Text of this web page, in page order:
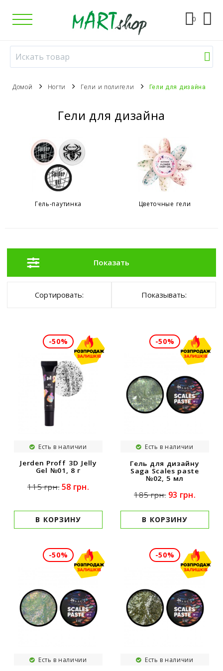
0
Домой Ногти Гели и полигели Гели для дизайна
Гели для дизайна
Гель-паутинка Цветочные гели
Показать
Сортировать: Показывать:
-50%
Есть в наличии
Jerden Proff 3D Jelly
Gel №01, 8 г
115 грн. 58 грн.
В КОРЗИНУ
-50%
Есть в наличии
Гель для дизайну
Saga Scales paste
№02, 5 мл
185 грн. 93 грн.
В КОРЗИНУ
-50%
Есть в наличии
-50%
Есть в наличии